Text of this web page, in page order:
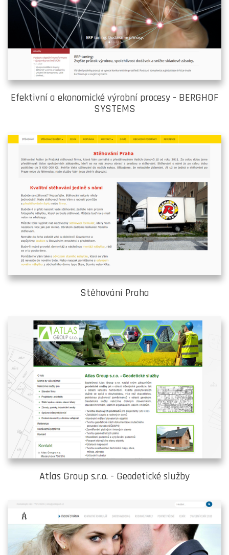
Efektivní a ekonomické výrobní procesy - BERGHOF
SYSTEMS
Stěhování Praha
Atlas Group s.r.o. - Geodetické služby